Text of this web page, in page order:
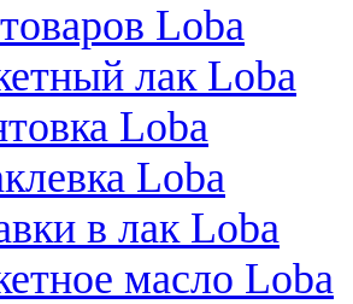
Loba
лак Loba
Loba
Loba
в лак Loba
масло Loba